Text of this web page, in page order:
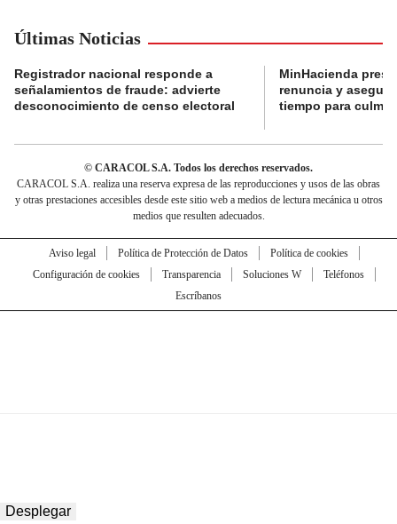
Últimas Noticias
Registrador nacional responde a
señalamientos de fraude: advierte
desconocimiento de censo electoral
MinHacienda
renuncia y
tiempo para
© CARACOL S.A. Todos los derechos reservados.
CARACOL S.A. realiza una reserva expresa de las reproducciones y usos de las obras
y otras prestaciones accesibles desde este sitio web a medios de lectura mecánica u otros
medios que resulten adecuados.
Aviso legal Política de Protección de Datos
Política de cookies
Configuración de cookies
Transparencia Soluciones W
Teléfonos
Escríbanos
Desplegar